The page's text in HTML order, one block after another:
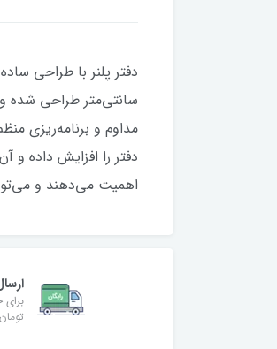
مداوم و برنامه‌ریزی
دفتر را افزایش داده و
اهمیت می‌دهند و
برای
تومان